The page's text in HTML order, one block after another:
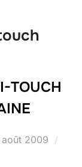
TOUCH
août 2009